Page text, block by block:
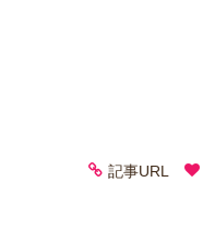
記事URL